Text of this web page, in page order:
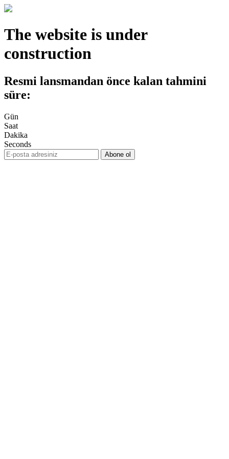
The website is under
construction
Resmi lansmandan önce kalan tahmini
süre:
Gün
Saat
Dakika
Seconds